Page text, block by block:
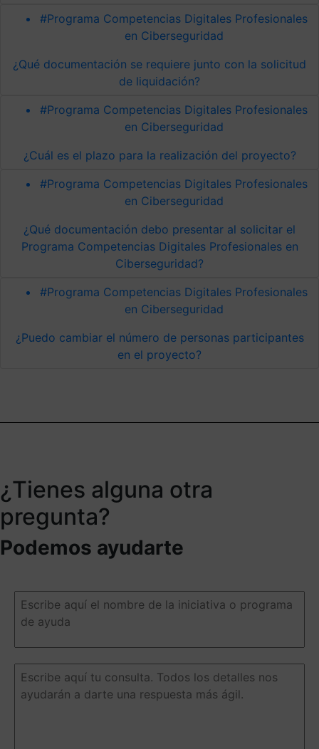
#Programa Competencias Digitales Profesionales
en Ciberseguridad
¿Qué documentación se requiere junto con la solicitud
de liquidación?
#Programa Competencias Digitales Profesionales
en Ciberseguridad
¿Cuál es el plazo para la realización del proyecto?
#Programa Competencias Digitales Profesionales
en Ciberseguridad
¿Qué documentación debo presentar al solicitar el
Programa Competencias Digitales Profesionales en
Ciberseguridad?
#Programa Competencias Digitales Profesionales
en Ciberseguridad
¿Puedo cambiar el número de personas participantes
en el proyecto?
¿Tienes alguna otra
pregunta?
Podemos ayudarte
Escribe
aquí
el
la
iniciativa
Escribe
aquí
tu